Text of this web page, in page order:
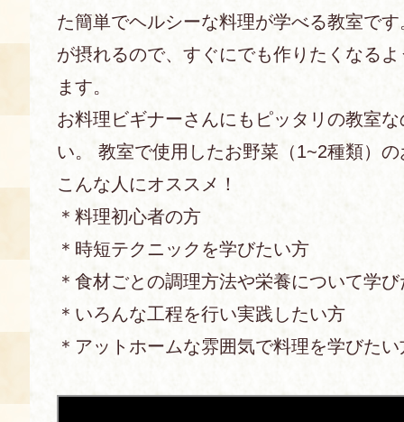
あじわい館とは
京の食文化について
アクセス
FAQ
募集中の教室
キャンセル・ご変更
食の海援隊・陸援隊 会員限定
展示室
展示室のご紹介
お土産コーナー
レンタル
団体向け見学・体験
た簡単でヘルシーな料理が学べる教室で
が摂れるので、すぐにでも作りたくなる
ます。
お料理ビギナーさんにもピッタリの教室
い。 教室で使用したお野菜（1~2種類）
こんな人にオススメ！
＊料理初心者の方
＊時短テクニックを学びたい方
＊食材ごとの調理方法や栄養について学
＊いろんな工程を行い実践したい方
＊アットホームな雰囲気で料理を学びたい